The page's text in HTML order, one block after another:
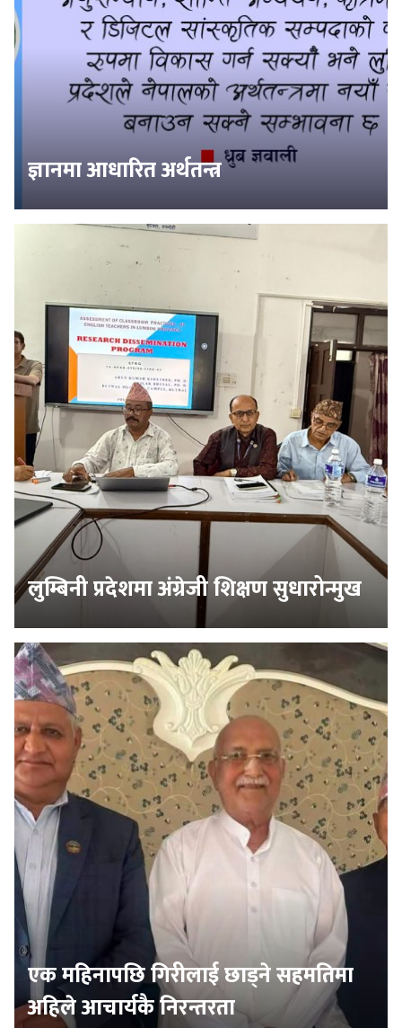
ज्ञानमा आधारित अर्थतन्त्र
लुम्बिनी प्रदेशमा अंग्रेजी शिक्षण सुधारोन्मुख
एक महिनापछि गिरीलाई छाड्ने सहमतिमा
अहिले आचार्यकै निरन्तरता